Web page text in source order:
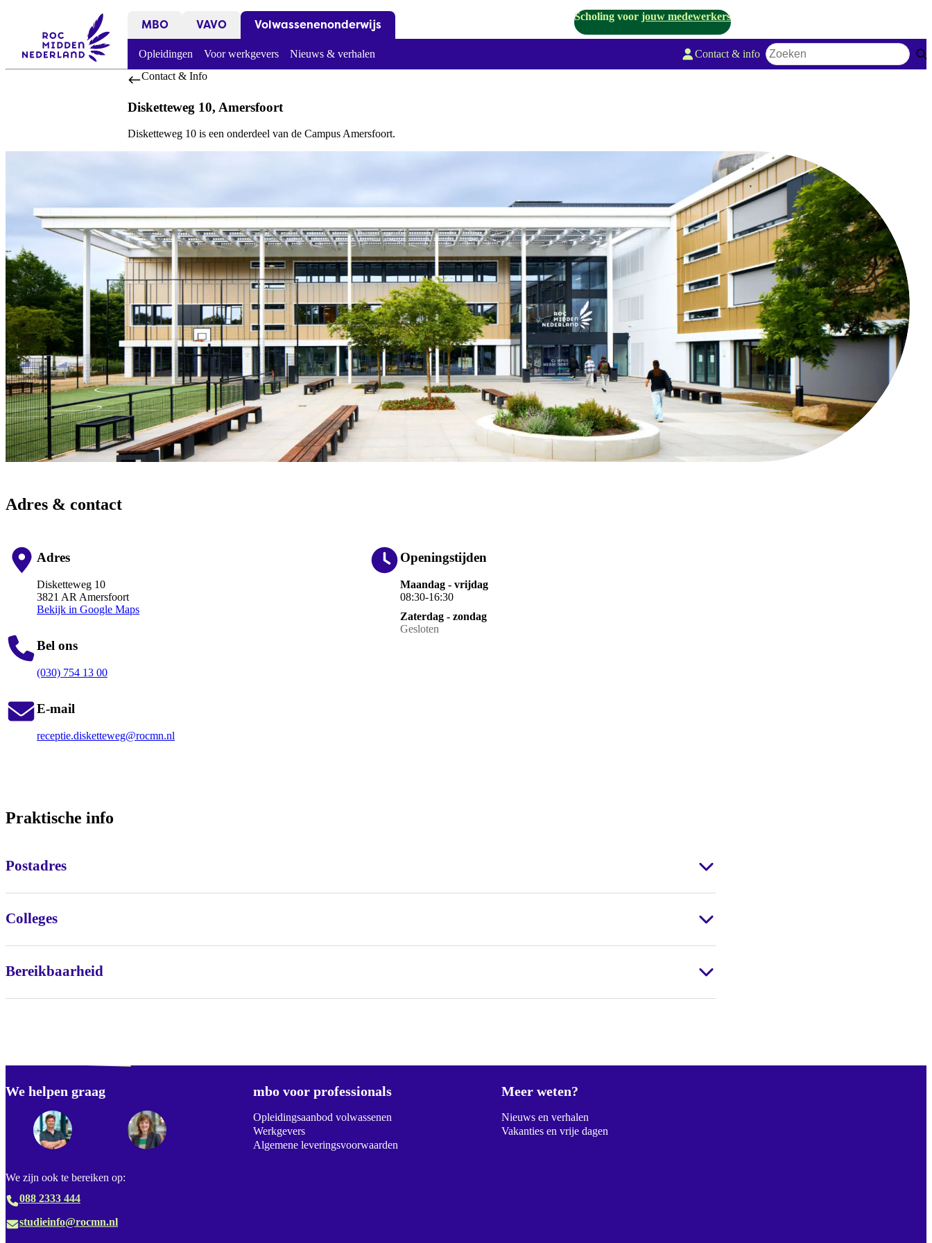
MBO VAVO Volwassenenonderwijs
Scholing voor jouw medewerkers
Opleidingen Voor werkgevers Nieuws & verhalen Contact & info Zoekwoord
Contact & Info
Disketteweg 10, Amersfoort
Disketteweg 10 is een onderdeel van de Campus Amersfoort.
Adres & contact
Adres
Disketteweg 10
3821 AR Amersfoort
Bekijk in Google Maps
Bel ons
(030) 754 13 00
E-mail
receptie.disketteweg@rocmn.nl
Openingstijden
Maandag - vrijdag
08:30-16:30
Zaterdag - zondag
Gesloten
Praktische info
Postadres
Colleges
Bereikbaarheid
We helpen graag
We zijn ook te bereiken op:
088 2333 444
studieinfo@rocmn.nl
mbo voor professionals
Opleidingsaanbod volwassenen
Werkgevers
Algemene leveringsvoorwaarden
Meer weten?
Nieuws en verhalen
Vakanties en vrije dagen
Footer